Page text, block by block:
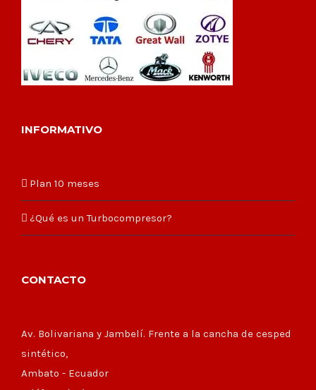
INFORMATIVO
Plan 10 meses
¿Qué es un Turbocompresor?
CONTACTO
Av. Bolivariana y Jambelí. Frente a la cancha de cesped
sintético,
Ambato - Ecuador